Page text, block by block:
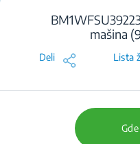
mašina
Deli Lista